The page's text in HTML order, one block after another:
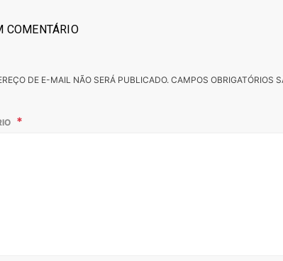
COMENTÁRIO
DE E-MAIL NÃO SERÁ PUBLICADO. CAMPOS OBRIGATÓRIOS